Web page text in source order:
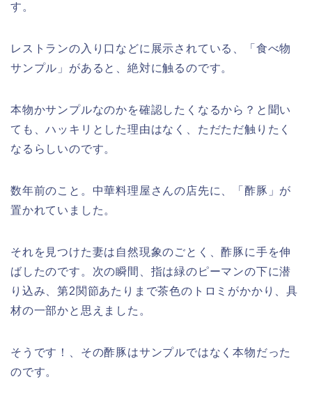
す。
レストランの入り口などに展示されている、「食べ物
サンプル」があると、絶対に触るのです。
本物かサンプルなのかを確認したくなるから？と聞い
ても、ハッキリとした理由はなく、ただただ触りたく
なるらしいのです。
数年前のこと。中華料理屋さんの店先に、「酢豚」が
置かれていました。
それを見つけた妻は自然現象のごとく、酢豚に手を伸
ばしたのです。次の瞬間、指は緑のピーマンの下に潜
り込み、第2関節あたりまで茶色のトロミがかかり、具
材の一部かと思えました。
そうです！、その酢豚はサンプルではなく本物だった
のです。